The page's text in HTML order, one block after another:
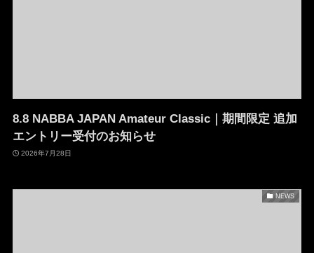
8.8 NABBA JAPAN Amateur Classic｜期間限定 追加
エントリー受付のお知らせ
2026年7月28日
NEWS